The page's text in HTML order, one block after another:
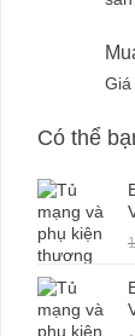
Giá
Có thể